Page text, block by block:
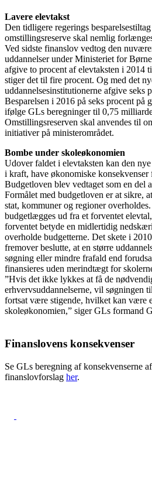
Lavere elevtakst
Den tidligere regerings
omstillingsreserve skal nemlig
Ved sidste finanslov vedtog den
uddannelser under Ministeriet for
afgive to procent af elevtaksten i 2014
stiger det til fire procent. Og med det
uddannelsesinstitutionerne afgive seks
Besparelsen i 2016 på seks procent på
ifølge GLs beregninger til 0,75
Omstillingsreserven skal anvendes til
initiativer på ministerområdet.
Bombe under skoleøkonomien
Udover faldet i elevtaksten kan den
i kraft, have økonomiske konsekvenser
Budgetloven blev vedtaget som en del
Formålet med budgetloven er at sikre,
stat, kommuner og regioner
budgetlægges ud fra et forventet
forventet betyde en midlertidig
overholde budgetterne. Det skete i
fremover beslutte, at en større
søgning eller mindre frafald end
finansieres uden merindtægt for
”Hvis det ikke lykkes at få de
erhvervsuddannelserne, vil søgningen
fortsat være stigende, hvilket kan være
skoleøkonomien,” siger GLs formand
Finanslovens konsekvenser
Se GLs beregning af konsekvenserne
finanslovforslag her.